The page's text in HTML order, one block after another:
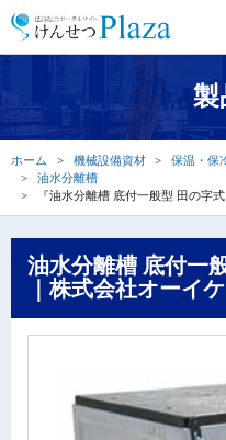
製
ホーム 機械設備資材 保温・保
油水分離槽
『油水分離槽 底付一般型 田の字
油水分離槽 底付一
｜株式会社オーイケ